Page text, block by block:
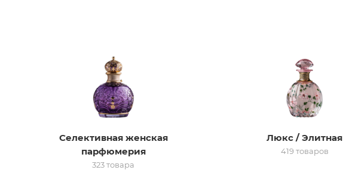
Селективная женская
парфюмерия
323 товара
Люкс / Элитная
419 товаров